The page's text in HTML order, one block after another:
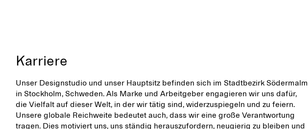
Karriere
Unser Designstudio und unser Hauptsitz befinden sich im Stadtbezirk Södermalm
in Stockholm, Schweden. Als Marke und Arbeitgeber engagieren wir uns dafür,
die Vielfalt auf dieser Welt, in der wir tätig sind, widerzuspiegeln und zu feiern.
Unsere globale Reichweite bedeutet auch, dass wir eine große Verantwortung
tragen. Dies motiviert uns, uns ständig herauszufordern, neugierig zu bleiben und